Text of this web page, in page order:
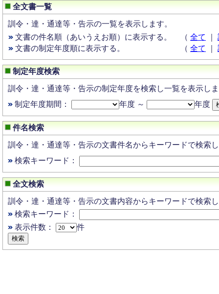
全文書一覧
訓令・達・通達等・告示の一覧を表示します。
文書の件名順（あいうえお順）に表示する。
（ 全て
文書の制定年度順に表示する。
（ 全て
制定年度検索
訓令・達・通達等・告示の制定年度を検索し一覧を表示し
制定年度期間：
年度 ～ 年度
件名検索
訓令・達・通達等・告示の文書件名からキーワードで検索
検索キーワード：
全文検索
訓令・達・通達等・告示の文書内容からキーワードで検索
検索キーワード：
表示件数：
件